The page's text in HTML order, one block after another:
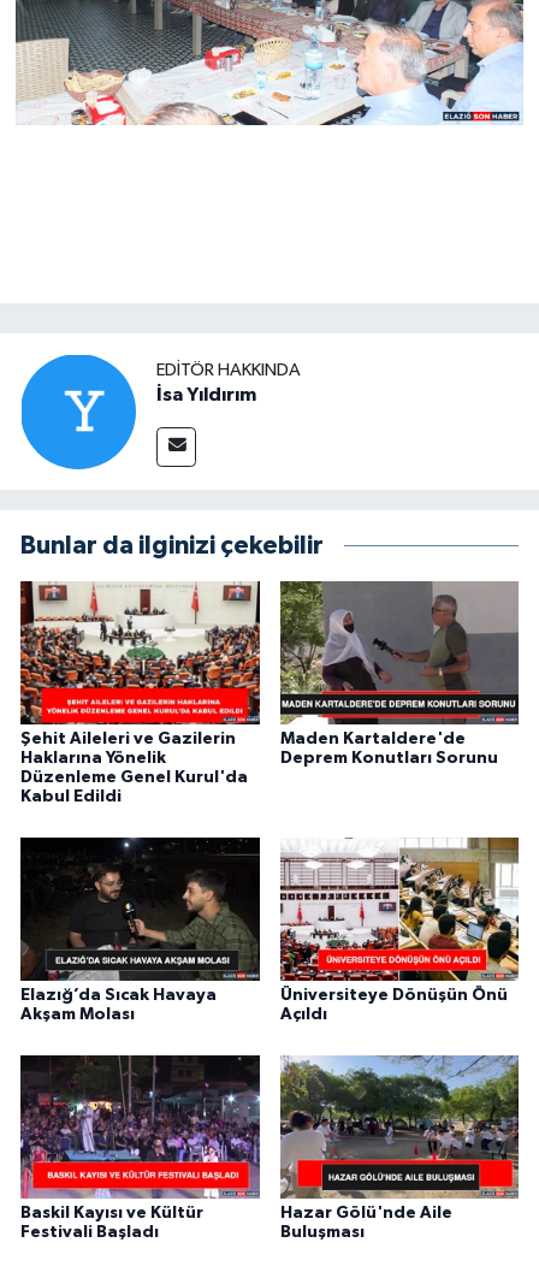
EDITÖR HAKKINDA
İsa Yıldırım
Bunlar da ilginizi çekebilir
Şehit Aileleri ve Gazilerin
Haklarına Yönelik
Düzenleme Genel Kurul'da
Kabul Edildi
Maden Kartaldere'de
Deprem Konutları Sorunu
Elazığ’da Sıcak Havaya
Akşam Molası
Üniversiteye Dönüşün Önü
Açıldı
Baskil Kayısı ve Kültür
Festivali Başladı
Hazar Gölü'nde Aile
Buluşması